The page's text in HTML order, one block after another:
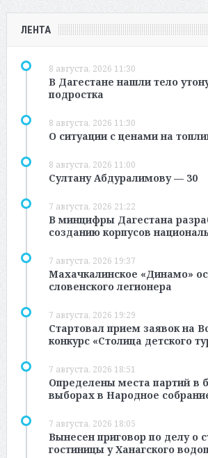
ЛЕНТА
8 августа, 2026 11:30
В Дагестане нашли тело
подростка
8 августа, 2026 11:30
О ситуации с ценами на
8 августа, 2026 11:00
Султану Абдуралимову — 30
7 августа, 2026 21:22
В минцифры Дагестана
созданию корпусов
7 августа, 2026 19:37
Махачкалинское «Динамо»
словенского легионера
7 августа, 2026 19:29
Стартовал прием заявок на
конкурс «Столица детского
7 августа, 2026 18:51
Определены места партий в
выборах в Народное
7 августа, 2026 18:05
Вынесен приговор по делу о
гостиницы у Ханагского